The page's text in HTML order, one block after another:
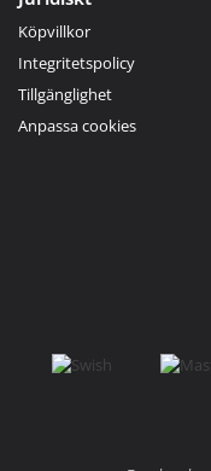
Köpvillkor
Integritetspolicy
Tillgänglighet
Anpassa cookies